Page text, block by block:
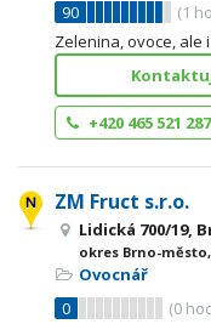
90
(1
Zelenina, ovoce, ale
+420 465 521 287
ZM Fruct s.r.o.
Lidická 700/19,
okres Brno-
Ovocnář
0
(0